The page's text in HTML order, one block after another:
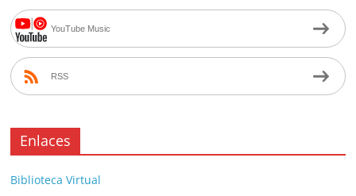
YouTube Music
RSS
Enlaces
Biblioteca Virtual